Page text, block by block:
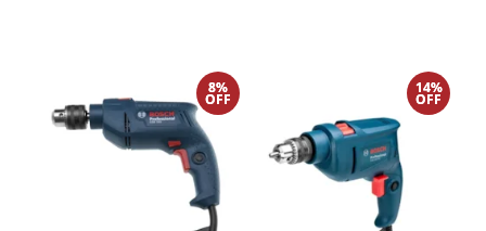
8%
OFF
14%
OFF